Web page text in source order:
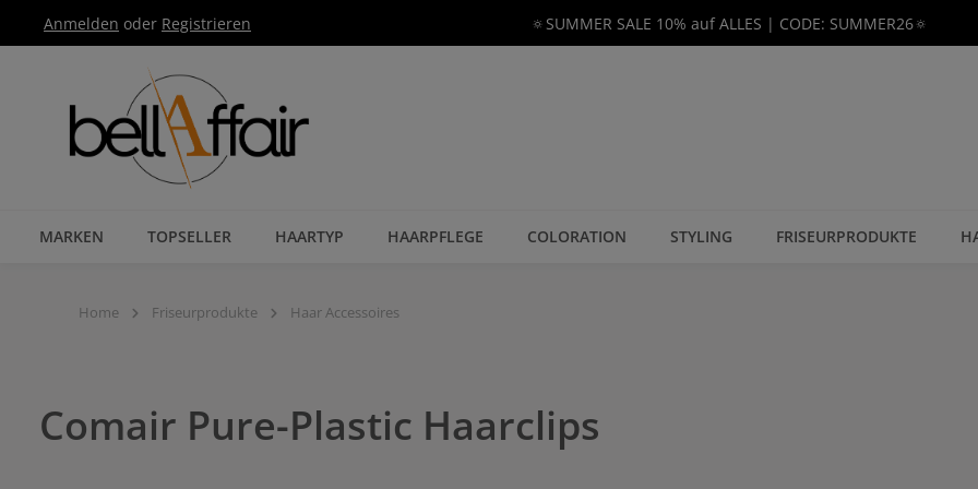
Hauptnavigation springen
Anmelden oder Registrieren 🔅SUMMER SALE 10% auf ALLES | CODE: SUMMER26🔅
MARKEN TOPSELLER HAARTYP HAARPFLEGE COLORATION STYLING FRISEURPRODUKTE
Home Friseurprodukte Haar Accessoires
Comair Pure-Plastic Haarclips